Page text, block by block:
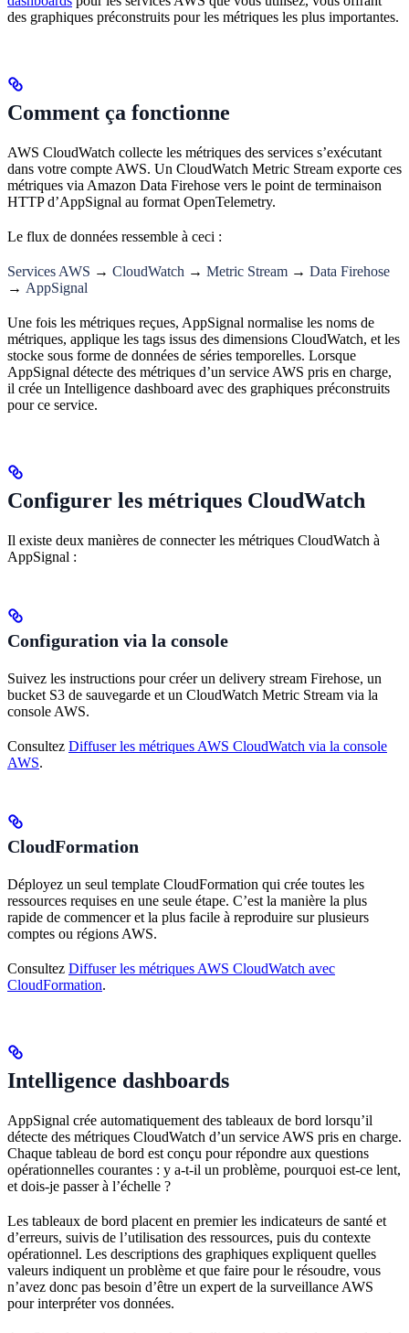
des graphiques préconstruits pour les métriques les plus importantes.
Comment ça fonctionne
AWS CloudWatch collecte les métriques des services s’exécutant
dans votre compte AWS. Un CloudWatch Metric Stream exporte ces
métriques via Amazon Data Firehose vers le point de terminaison
HTTP d’AppSignal au format OpenTelemetry.
Le flux de données ressemble à ceci :
Services AWS → CloudWatch → Metric Stream → Data Firehose
→ AppSignal
Une fois les métriques reçues, AppSignal normalise les noms de
métriques, applique les tags issus des dimensions CloudWatch, et les
stocke sous forme de données de séries temporelles. Lorsque
AppSignal détecte des métriques d’un service AWS pris en charge,
il crée un Intelligence dashboard avec des graphiques préconstruits
pour ce service.
Configurer les métriques CloudWatch
Il existe deux manières de connecter les métriques CloudWatch à
AppSignal :
Configuration via la console
Suivez les instructions pour créer un delivery stream Firehose, un
bucket S3 de sauvegarde et un CloudWatch Metric Stream via la
console AWS.
Consultez Diffuser les métriques AWS CloudWatch via la console
AWS.
CloudFormation
Déployez un seul template CloudFormation qui crée toutes les
ressources requises en une seule étape. C’est la manière la plus
rapide de commencer et la plus facile à reproduire sur plusieurs
comptes ou régions AWS.
Consultez Diffuser les métriques AWS CloudWatch avec
CloudFormation.
Intelligence dashboards
AppSignal crée automatiquement des tableaux de bord lorsqu’il
détecte des métriques CloudWatch d’un service AWS pris en charge.
Chaque tableau de bord est conçu pour répondre aux questions
opérationnelles courantes : y a-t-il un problème, pourquoi est-ce lent,
et dois-je passer à l’échelle ?
Les tableaux de bord placent en premier les indicateurs de santé et
d’erreurs, suivis de l’utilisation des ressources, puis du contexte
opérationnel. Les descriptions des graphiques expliquent quelles
valeurs indiquent un problème et que faire pour le résoudre, vous
n’avez donc pas besoin d’être un expert de la surveillance AWS
pour interpréter vos données.